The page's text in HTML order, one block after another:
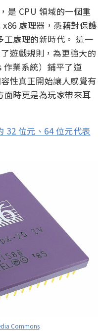
是 CPU 領域的一個重
處理器，憑藉對保護
處理的新時代。 這一
遊戲規則，為更強大的
業系統）鋪平了道
性真正開始讓人感覺有
時更是為玩家帶來耳
32 位元、64 位元代表
Commons